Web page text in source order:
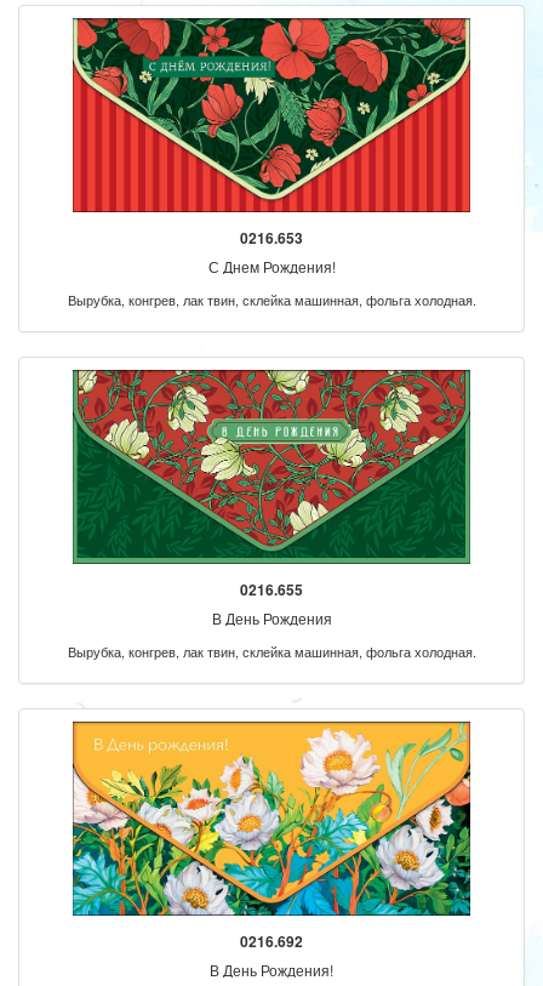
0216.653
С Днем Рождения!
Вырубка, конгрев, лак твин, склейка машинная, фольга холодная.
0216.655
В День Рождения
Вырубка, конгрев, лак твин, склейка машинная, фольга холодная.
0216.692
В День Рождения!